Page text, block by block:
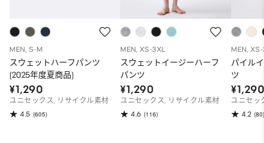
MEN, S-M
スウェットハーフパンツ
(2025年度夏商品)
¥1,290
ユニセックス, リサイクル素材
4.5 (605)
MEN, XS-3XL
スウェットイージーハーフ
パンツ
¥1,290
ユニセックス, リサイクル素材
4.6 (116)
MEN,
パイル
ツ
ユニセッ
4.2 (80)